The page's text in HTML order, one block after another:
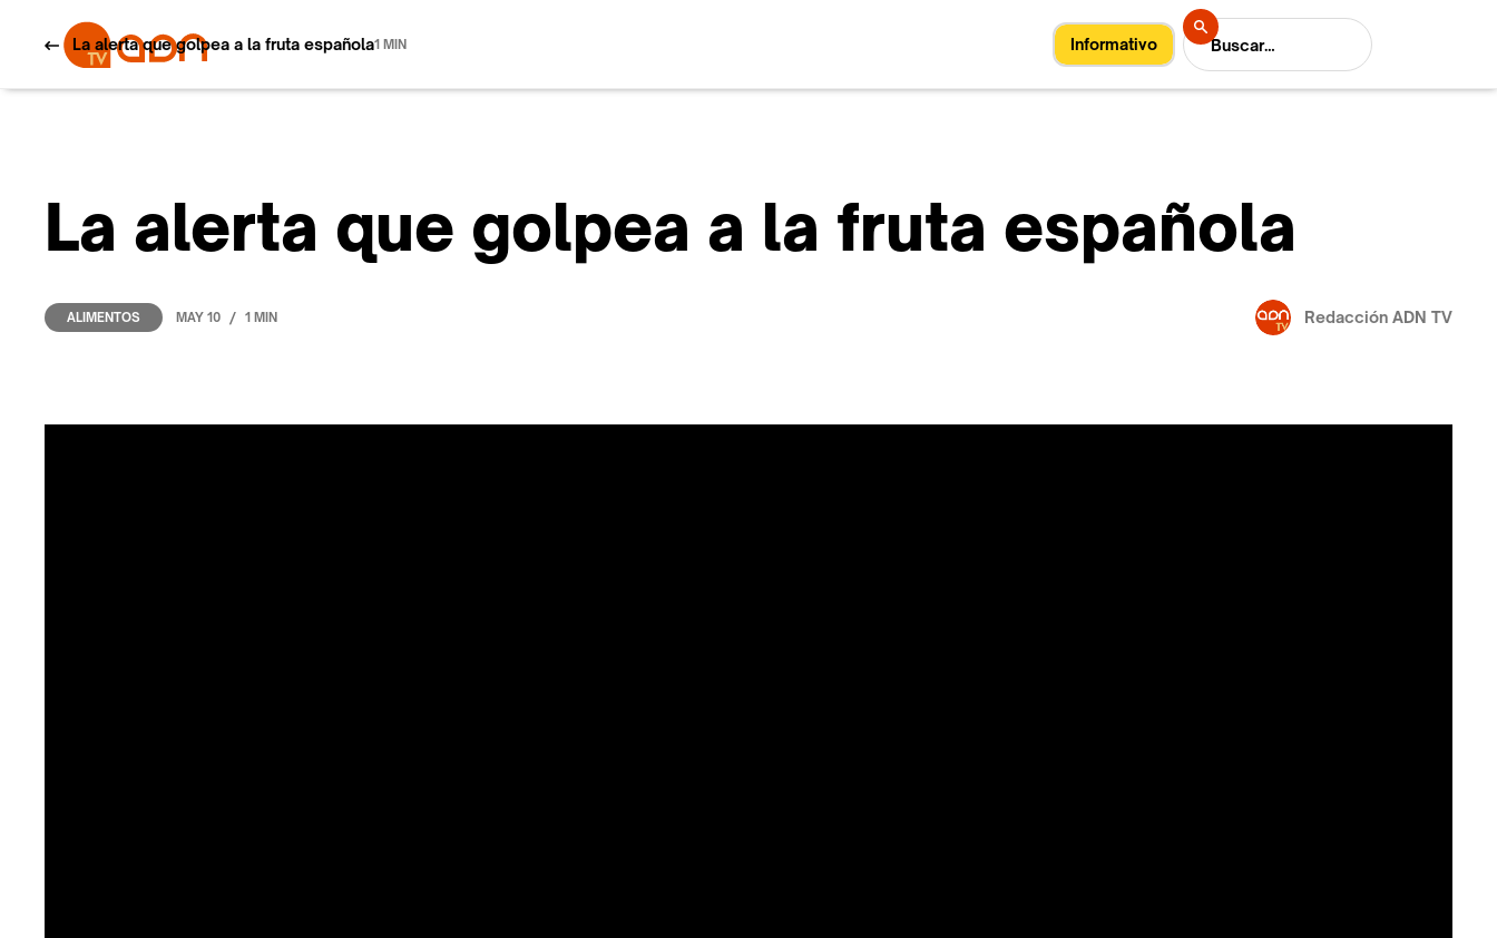
Informativo
La alerta que golpea a la fruta española1 MIN
La alerta que golpea a la fruta española
ALIMENTOS MAY 10 / 1 MIN Redacción ADN TV